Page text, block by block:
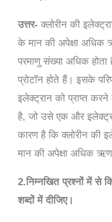
उत्तर- क्लोरीन की
के मान की अपेक्षा अधिक
परमाणु संख्या अधिक
प्रोटॉन होते हैं। इसके
इलेक्ट्रान को प्राप्त
है, जो उसे एक और
कारण है कि क्लोरीन की
मान की अपेक्षा अधिक
2.निम्नखित प्रश्नों में से
शब्दों में दीजिए।